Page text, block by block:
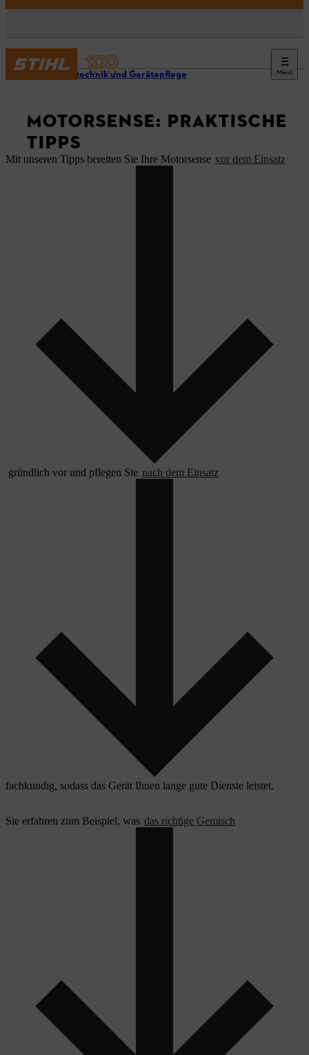
Menü
Arbeitstechnik und Gerätepflege
MOTORSENSE: PRAKTISCHE
TIPPS
Mit unseren Tipps bereiten Sie Ihre Motorsense vor dem Einsatz
gründlich vor und pflegen Sie nach dem Einsatz
fachkundig, sodass das Gerät Ihnen lange gute Dienste leistet.
Sie erfahren zum Beispiel, was das richtige Gemisch